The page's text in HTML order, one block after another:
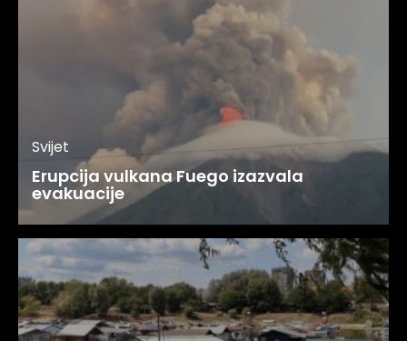
Svijet
Erupcija vulkana Fuego izazvala
evakuacije